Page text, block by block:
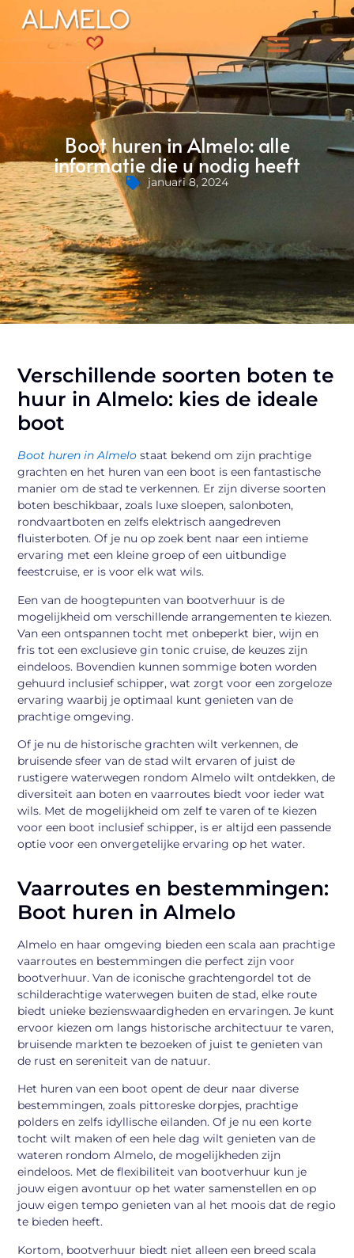
Boot huren in Almelo: alle
informatie die u nodig heeft
januari 8, 2024
Verschillende soorten boten te
huur in Almelo: kies de ideale
boot
Boot huren in Almelo staat bekend om zijn prachtige
grachten en het huren van een boot is een fantastische
manier om de stad te verkennen. Er zijn diverse soorten
boten beschikbaar, zoals luxe sloepen, salonboten,
rondvaartboten en zelfs elektrisch aangedreven
fluisterboten. Of je nu op zoek bent naar een intieme
ervaring met een kleine groep of een uitbundige
feestcruise, er is voor elk wat wils.
Een van de hoogtepunten van bootverhuur is de
mogelijkheid om verschillende arrangementen te kiezen.
Van een ontspannen tocht met onbeperkt bier, wijn en
fris tot een exclusieve gin tonic cruise, de keuzes zijn
eindeloos. Bovendien kunnen sommige boten worden
gehuurd inclusief schipper, wat zorgt voor een zorgeloze
ervaring waarbij je optimaal kunt genieten van de
prachtige omgeving.
Of je nu de historische grachten wilt verkennen, de
bruisende sfeer van de stad wilt ervaren of juist de
rustigere waterwegen rondom Almelo wilt ontdekken, de
diversiteit aan boten en vaarroutes biedt voor ieder wat
wils. Met de mogelijkheid om zelf te varen of te kiezen
voor een boot inclusief schipper, is er altijd een passende
optie voor een onvergetelijke ervaring op het water.
Vaarroutes en bestemmingen:
Boot huren in Almelo
Almelo en haar omgeving bieden een scala aan prachtige
vaarroutes en bestemmingen die perfect zijn voor
bootverhuur. Van de iconische grachtengordel tot de
schilderachtige waterwegen buiten de stad, elke route
biedt unieke bezienswaardigheden en ervaringen. Je kunt
ervoor kiezen om langs historische architectuur te varen,
bruisende markten te bezoeken of juist te genieten van
de rust en sereniteit van de natuur.
Het huren van een boot opent de deur naar diverse
bestemmingen, zoals pittoreske dorpjes, prachtige
polders en zelfs idyllische eilanden. Of je nu een korte
tocht wilt maken of een hele dag wilt genieten van de
wateren rondom Almelo, de mogelijkheden zijn
eindeloos. Met de flexibiliteit van bootverhuur kun je
jouw eigen avontuur op het water samenstellen en op
jouw eigen tempo genieten van al het moois dat de regio
te bieden heeft.
Kortom, bootverhuur biedt niet alleen een breed scala